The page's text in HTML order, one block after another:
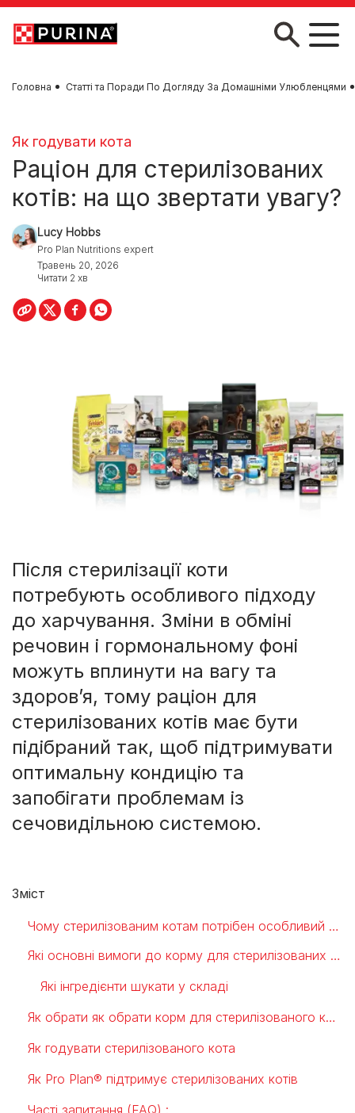
Skip to main content
Головна Статті та Поради По Догляду За Домашніми Улюбленцями
Як годувати кота
Раціон для стерилізованих
котів: на що звертати увагу?
Lucy Hobbs
Pro Plan Nutritions expert
Травень 20, 2026
Читати 2 хв
Після стерилізації коти
потребують особливого підходу
до харчування. Зміни в обміні
речовин і гормональному фоні
можуть вплинути на вагу та
здоров’я, тому раціон для
стерилізованих котів має бути
підібраний так, щоб підтримувати
оптимальну кондицію та
запобігати проблемам із
сечовидільною системою.
Зміст
Чому стерилізованим котам потрібен особливий раціон?
Які основні вимоги до корму для стерилізованих котів
Які інгредієнти шукати у складі
Як обрати як обрати корм для стерилізованого кота правильно
Як годувати стерилізованого кота
Як Pro Plan® підтримує стерилізованих котів